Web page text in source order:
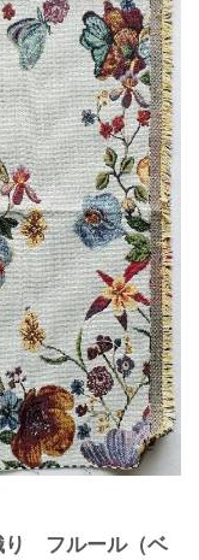
り フルール（ベ